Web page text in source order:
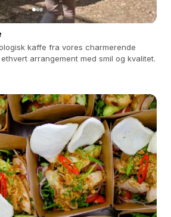
kaffe fra vores charmerende
arrangement med smil og kvalitet.